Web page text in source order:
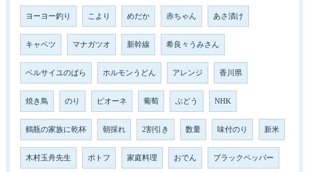
ヨーヨー釣り こより めだか 赤ちゃん あさ漬け
キャベツ マナガツオ 新幹線 希良々うみさん
ベルサイユのばら ホルモンうどん アレンジ 香川県
焼き鳥 のり ピオーネ 葡萄 ぶどう NHK
鶴瓶の家族に乾杯 朝採れ 2割引き 数量 味付のり 新米
木村玉舟先生 ポトフ 家庭料理 おでん ブラックペッパー